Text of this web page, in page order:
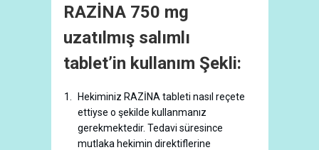
RAZİNA 750 mg
uzatılmış salımlı
tablet’in kullanım Şekli:
Hekiminiz RAZİNA tableti nasıl reçete
ettiyse o şekilde kullanmanız
gerekmektedir. Tedavi süresince
mutlaka hekimin direktiflerine